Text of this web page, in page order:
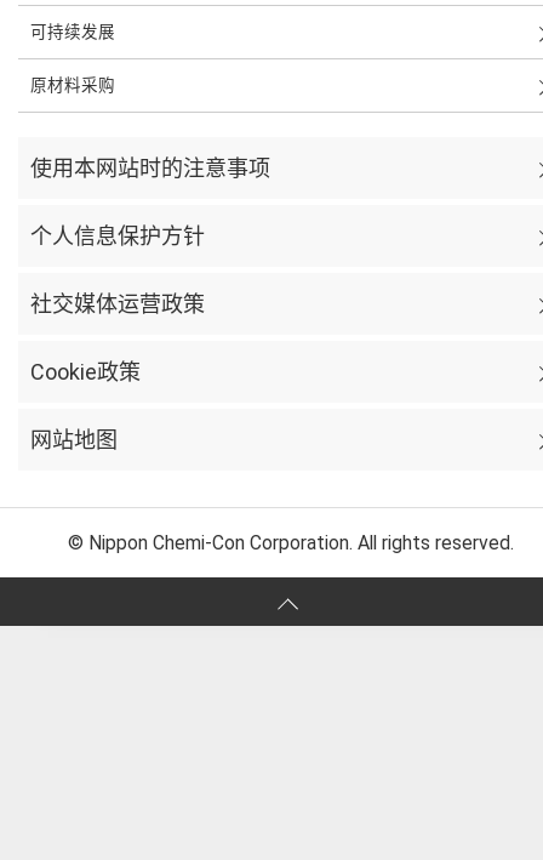
可持续发展
原材料采购
使用本网站时的注意事项
个人信息保护方针
社交媒体运营政策
Cookie政策
网站地图
© Nippon Chemi-Con Corporation. All rights reserved.